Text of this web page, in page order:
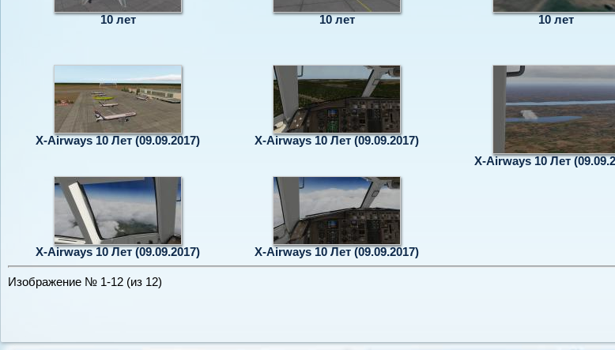
10 лет 10 лет 10 лет
X-Airways 10 Лет (09.09.2017)
X-Airways 10 Лет (09.09.2017)
X-Airways 10 Лет
X-Airways 10 Лет (09.09.2017) X-Airways 10 Лет (09.09.2017)
Изображение № 1-12 (из 12)